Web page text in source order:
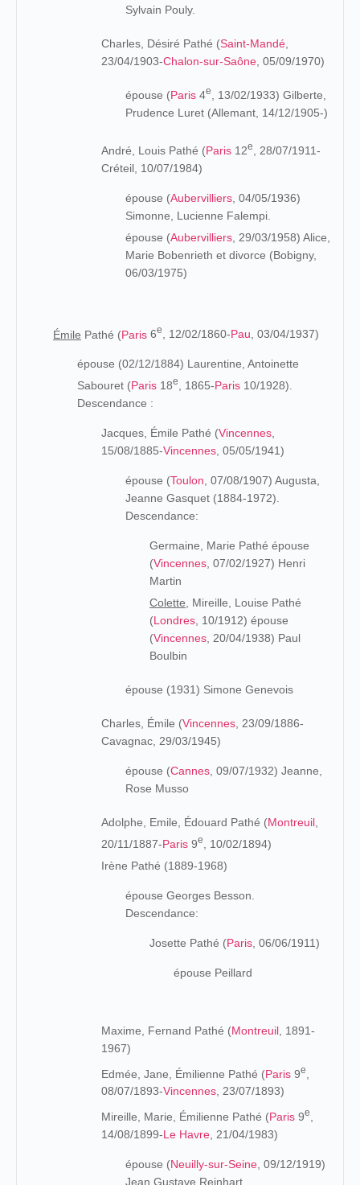
Sylvain Pouly.
Charles, Désiré Pathé (Saint-Mandé,
23/04/1903-Chalon-sur-Saône, 05/09/1970)
épouse (Paris 4e
, 13/02/1933) Gilberte,
Prudence Luret (Allemant, 14/12/1905-)
André, Louis Pathé (Paris 12e
, 28/07/1911-
Créteil, 10/07/1984)
épouse (Aubervilliers , 04/05/1936)
Simonne, Lucienne Falempi.
épouse (Aubervilliers , 29/03/1958) Alice,
Marie Bobenrieth et divorce (Bobigny,
06/03/1975)
Émile Pathé (Paris 6e, 12/02/1860-Pau, 03/04/1937)
épouse (02/12/1884) Laurentine, Antoinette
Sabouret (Paris 18e , 1865-Paris 10/1928).
Descendance :
Jacques, Émile Pathé (Vincennes
15/08/1885-Vincennes , 05/05/1941)
épouse (Toulon , 07/08/1907) Augusta,
Jeanne Gasquet (1884-1972).
Descendance:
Germaine, Marie Pathé épouse
(Vincennes , 07/02/1927) Henri
Martin
Colette,
Mireille, Louise Pathé
(Londres , 10/1912) épouse
(Vincennes , 20/04/1938) Paul
Boulbin
épouse (1931) Simone Genevois
Charles, Émile (Vincennes , 23/09/1886-
Cavagnac, 29/03/1945)
épouse (Cannes , 09/07/1932) Jeanne,
Rose Musso
Adolphe, Emile, Édouard Pathé (Montreuil
20/11/1887-Paris 9e
, 10/02/1894)
Irène Pathé (1889-1968)
épouse Georges Besson.
Descendance:
Josette Pathé (Paris , 06/06/1911)
épouse Peillard
Maxime, Fernand Pathé (Montreuil , 1891-
1967)
Edmée, Jane, Émilienne Pathé (Paris 9e
08/07/1893-Vincennes, 23/07/1893)
Mireille, Marie, Émilienne Pathé (Paris 9e
14/08/1899-Le Havre , 21/04/1983)
épouse (Neuilly-sur-Seine , 09/12/1919)
Jean Gustave Reinhart